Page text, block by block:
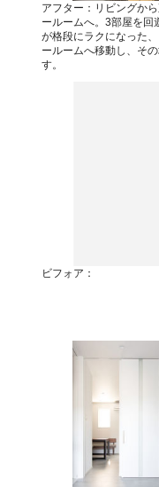
アフター：リビングか
ールームへ。3部屋を回
が格段にラクになった
ールームへ移動し、そ
す。
ビフォア：